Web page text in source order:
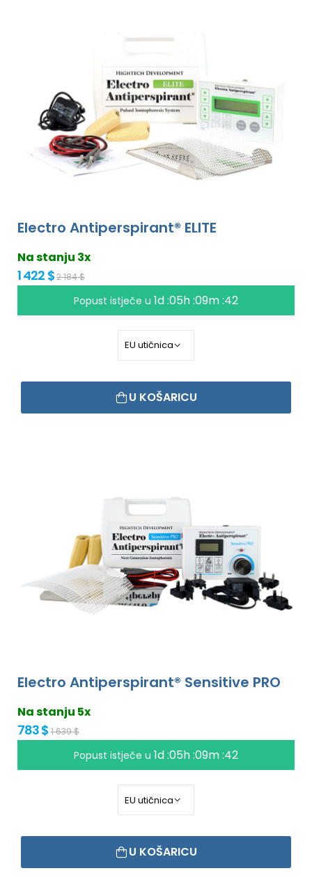
Electro Antiperspirant® ELITE
Na stanju 3x
1 422 $2 184 $
Popust istječe u1d :05h :09m :41
U KOŠARICU
Electro Antiperspirant® Sensitive PRO
Na stanju 5x
783 $ 1 639 $
Popust istječe u1d :05h :09m :41
U KOŠARICU